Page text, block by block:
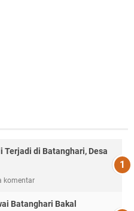
Terjadi di Batanghari, Desa
komentar
Batanghari Bakal